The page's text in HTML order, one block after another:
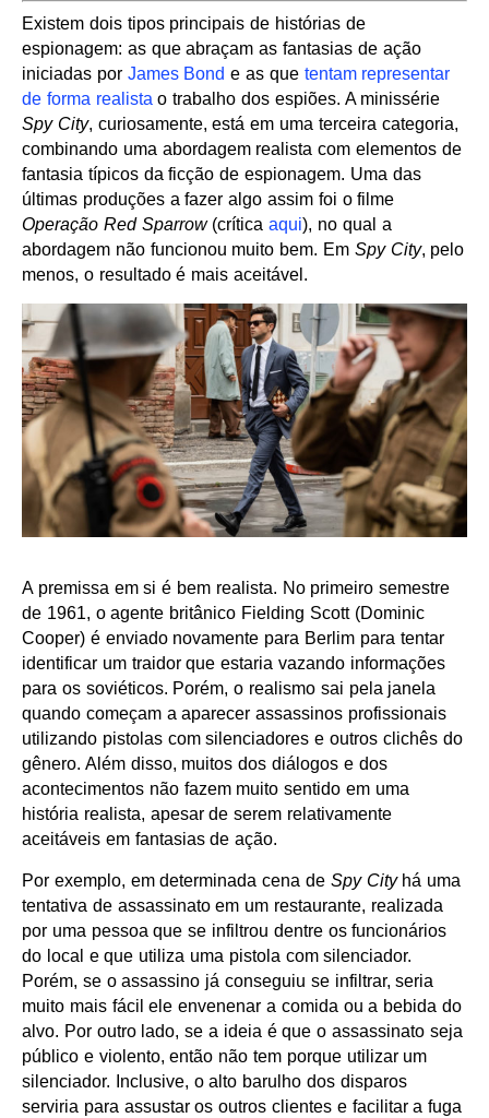
Existem dois tipos principais de histórias de
espionagem: as que abraçam as fantasias de ação
iniciadas por James Bond e as que tentam representar
de forma realista o trabalho dos espiões. A minissérie
Spy City, curiosamente, está em uma terceira categoria,
combinando uma abordagem realista com elementos de
fantasia típicos da ficção de espionagem. Uma das
últimas produções a fazer algo assim foi o filme
Operação Red Sparrow(críticaaqui), no qual a
abordagem não funcionou muito bem. Em Spy City, pelo
menos, o resultado é mais aceitável.
A premissa em si é bem realista. No primeiro semestre
de 1961, o agente britânico Fielding Scott (Dominic
Cooper) é enviado novamente para Berlim para tentar
identificar um traidor que estaria vazando informações
para os soviéticos. Porém, o realismo sai pela janela
quando começam a aparecer assassinos profissionais
utilizando pistolas com silenciadores e outros clichês do
gênero. Além disso, muitos dos diálogos e dos
acontecimentos não fazem muito sentido em uma
história realista, apesar de serem relativamente
aceitáveis em fantasias de ação.
Por exemplo, em determinada cena de Spy Cityhá uma
tentativa de assassinato em um restaurante, realizada
por uma pessoa que se infiltrou dentre os funcionários
do local e que utiliza uma pistola com silenciador.
Porém, se o assassino já conseguiu se infiltrar, seria
muito mais fácil ele envenenar a comida ou a bebida do
alvo. Por outro lado, se a ideia é que o assassinato seja
público e violento, então não tem porque utilizar um
silenciador. Inclusive, o alto barulho dos disparos
serviria para assustar os outros clientes e facilitar a fuga